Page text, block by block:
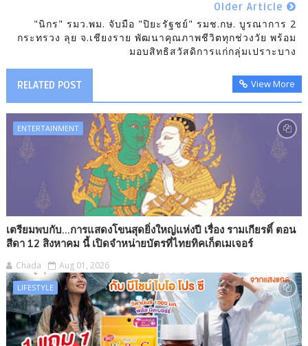
Older Article
"นิกร" รมว.พม. จับมือ "ปิยะรัฐชย์" รมช.กษ. บูรณาการ 2
กระทรวง ลุย จ.เชียงราย พัฒนาคุณภาพชีวิตทุกช่วงวัย พร้อม
มอบสิทธิสวัสดิการแก่กลุ่มเปราะบาง
RELATED POST View More
ENTERTAINMENT
เตรียมพบกับ...การแสดงโขนสุดยิ่งใหญ่แห่งปี เรื่อง รามเกียรติ์ ตอน
สีดา 12 สิงหาคม นี้ เปิดจำหน่ายบัตรที่ไทยทิคเก็ตเมเจอร์
Chada Aug 01, 2026
LIFESTYLE